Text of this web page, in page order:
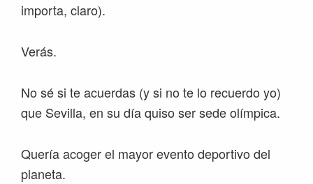
importa, claro).
Verás.
No sé si te acuerdas (y si no te lo recuerdo yo)
que Sevilla, en su día quiso ser sede olímpica.
Quería acoger el mayor evento deportivo del
planeta.